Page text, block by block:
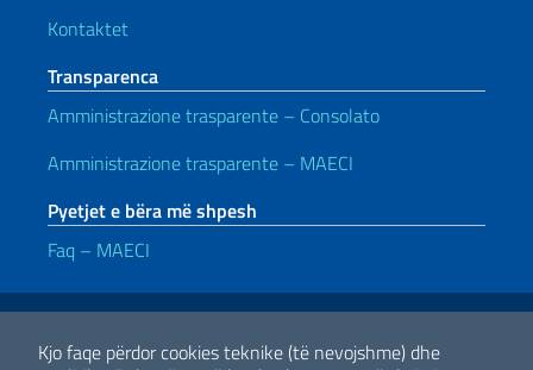
Kjo faqe përdor cookies teknike (të nevojshme) dhe
Kontaktet
Transparenca
Amministrazione trasparente – Consolato
Amministrazione trasparente – MAECI
Pyetjet e bëra më shpesh
Faq – MAECI
Lidhje të dobishme